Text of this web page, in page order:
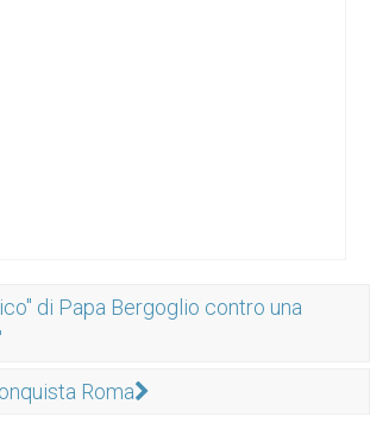
di Papa Bergoglio contro una
Roma